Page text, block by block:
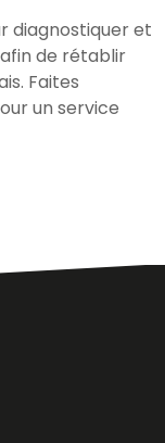
diagnostiquer et
de rétablir
Faites
un service